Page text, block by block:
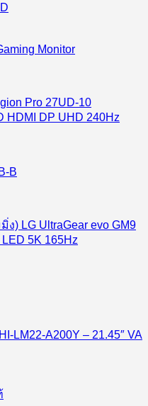
Pro 27UD-10
HDMI DP UHD 240Hz
ง) LG UltraGear evo GM9
5K 165Hz
LM22-A200Y – 21.45″ VA